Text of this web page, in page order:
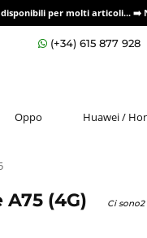
disponibili per molti articoli... ➡️
(+34) 615 877 928
Oppo Huawei /
A75 (4G) Ci